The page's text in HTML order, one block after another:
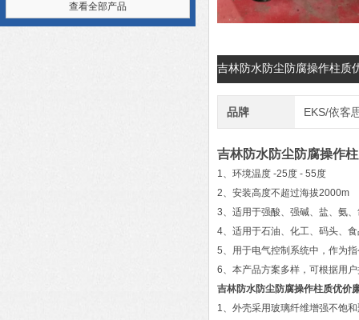
查看全部产品
吉林防水防尘防腐操作柱质
品牌 EKS/依客
吉林防水防尘防腐操作
1、环境温度 -25度 - 55度
2、安装高度不超过海拔2000m
3、适用于强酸、强碱、盐、氨
4、适用于石油、化工、码头、
5、用于电气控制系统中，作为
6、本产品方案多样，可根据用
吉林防水防尘防腐操作柱质优价
1、外壳采用玻璃纤维增强不饱